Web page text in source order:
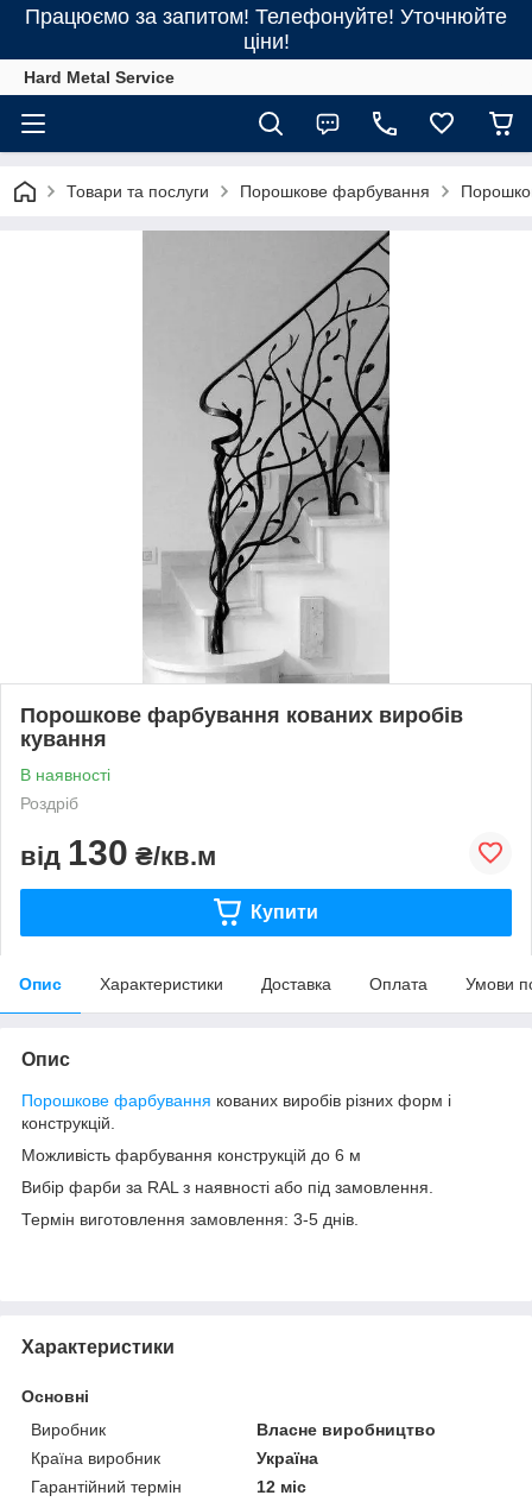
Працюємо за запитом! Телефонуйте! Уточнюйте
ціни!
Hard Metal Service
Товари та послуги Порошкове фарбування
Порошкове фарбування кованих виробів
кування
В наявності
Роздріб
від 130 ₴/кв.м
Купити
Опис Характеристики Доставка Оплата Умови
Опис
Порошкове фарбування кованих виробів різних форм і
конструкцій.
Можливість фарбування конструкцій до 6 м
Вибір фарби за RAL з наявності або під замовлення.
Термін виготовлення замовлення: 3-5 днів.
Характеристики
Основні
Виробник
Власне виробництво
Країна виробник
Україна
Гарантійний термін
12 міс